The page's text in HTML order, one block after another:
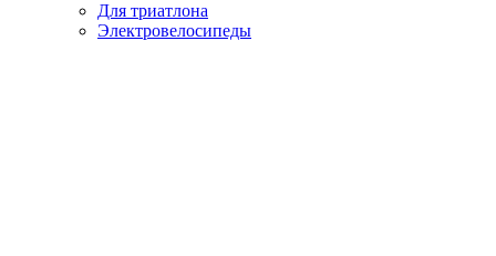
Для триатлона
Электровелосипеды